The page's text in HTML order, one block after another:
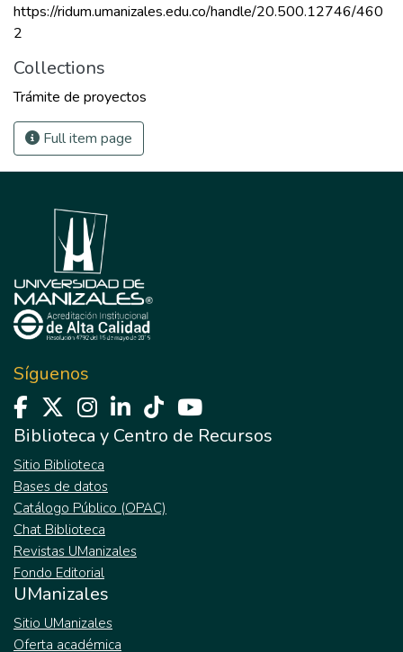
https://ridum.umanizales.edu.co/handle/20.500.12746/460
2
Collections
Trámite de proyectos
Full item page
Síguenos
Biblioteca y Centro de Recursos
Sitio Biblioteca
Bases de datos
Catálogo Público (OPAC)
Chat Biblioteca
Revistas UManizales
Fondo Editorial
UManizales
Sitio UManizales
Oferta académica